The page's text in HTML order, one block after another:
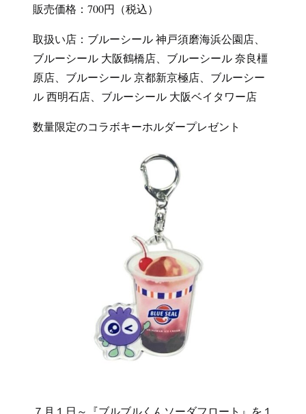
販売価格：700円（税込）
取扱い店：ブルーシール 神戸須磨海浜公園店、
ブルーシール 大阪鶴橋店、ブルーシール 奈良橿
原店、ブルーシール 京都新京極店、ブルーシー
ル 西明石店、ブルーシール 大阪ベイタワー店
数量限定のコラボキーホルダープレゼント
７月１日～『ブルブルくんソーダフロート』を１